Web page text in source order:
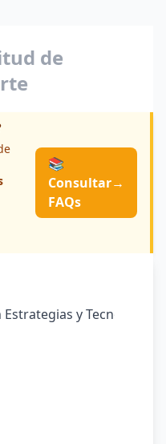
de
📚
Consultar
FAQs
→